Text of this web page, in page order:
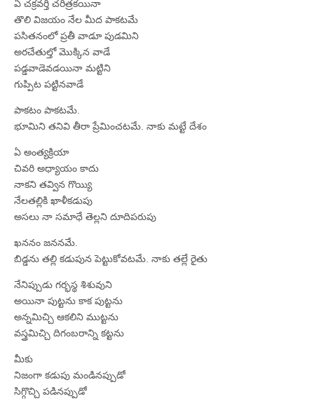
ఏ చక్రవర్తి చరిత్రకయినా
తొలి విజయం నేల మీద పాకటమే
పసితనంలో ప్రతీ వాడూ పుడమిని
అరచేతుల్తో మొక్కిన వాడే
పడ్డవాడెవడయినా మట్టిని
గుప్పిట పట్టినవాడే
పాకటం పాకటమే.
భూమిని తనివి తీరా ప్రేమించటమే. నాకు మట్టే దేశం
ఏ అంత్యక్రియా
చివరి అధ్యాయం కాదు
నాకని తవ్విన గొయ్యి
నేలతల్లికి ఖాళీకడుపు
అసలు నా సమాధే తెల్లని దూదిపరుపు
ఖననం జననమే.
బిడ్డను తల్లి కడుపున పెట్టుకోవటమే. నాకు తల్లే రైతు
నేనిప్పుడు గర్భస్థ శిశువుని
అయినా పుట్టను కాక పుట్టను
అన్నమిచ్చి ఆకలిని ముట్టను
వస్త్రమిచ్చి దిగంబరాన్ని కట్టను
మీకు
నిజంగా కడుపు మండినప్పుడో
సిగ్గొచ్చి పడినప్పుడో